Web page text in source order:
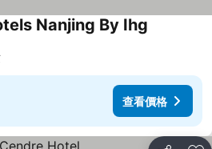
Nanjing By Ihg
查看價格